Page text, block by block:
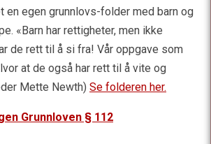
en egen grunnlovs-folder med barn og
«Barn har rettigheter, men ikke
de rett til å si fra! Vår oppgave som
at de også har rett til å vite og
Mette Newth) Se folderen her.
Grunnloven § 112